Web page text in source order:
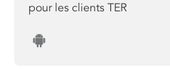
pour les clients TER